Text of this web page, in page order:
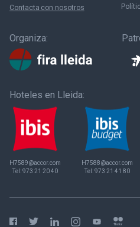
Contacta con nosotros
Organiza:
Hoteles en Lleida:
H7589@accor.com
Tel:973 21 20 40
H7588@accor.com
Tel:973 21 41 80